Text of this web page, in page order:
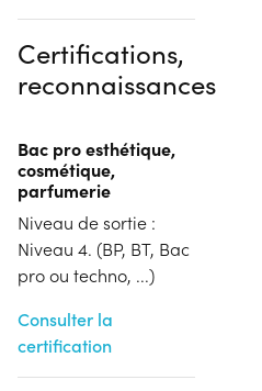
Certifications,
reconnaissances
Bac pro esthétique,
cosmétique,
parfumerie
Niveau de sortie :
Niveau 4. (BP, BT, Bac
pro ou techno, ...)
Consulter la
certification